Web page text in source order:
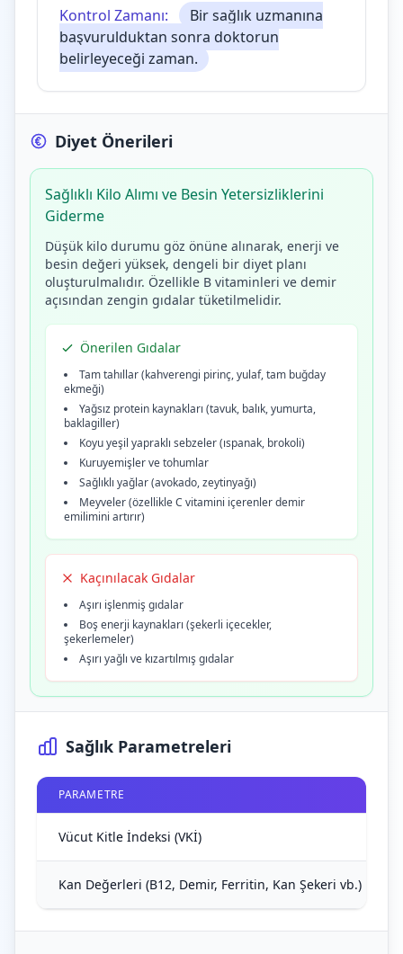
Kontrol Zamanı:
Bir sağlık uzmanına
başvurulduktan sonra doktorun
belirleyeceği zaman.
Diyet Önerileri
Sağlıklı Kilo Alımı ve Besin Yetersizliklerini
Giderme
Düşük kilo durumu göz önüne alınarak, enerji ve
besin değeri yüksek, dengeli bir diyet planı
oluşturulmalıdır. Özellikle B vitaminleri ve demir
açısından zengin gıdalar tüketilmelidir.
Önerilen Gıdalar
Tam tahıllar (kahverengi pirinç, yulaf, tam buğday
ekmeği)
Yağsız protein kaynakları (tavuk, balık, yumurta,
baklagiller)
Koyu yeşil yapraklı sebzeler (ıspanak, brokoli)
Kuruyemişler ve tohumlar
Sağlıklı yağlar (avokado, zeytinyağı)
Meyveler (özellikle C vitamini içerenler demir
emilimini artırır)
Kaçınılacak Gıdalar
Aşırı işlenmiş gıdalar
Boş enerji kaynakları (şekerli içecekler,
şekerlemeler)
Aşırı yağlı ve kızartılmış gıdalar
Sağlık Parametreleri
PARAMETRE
Vücut Kitle İndeksi (VKİ)
Kan Değerleri (B12, Demir, Ferritin, Kan Şekeri vb.)